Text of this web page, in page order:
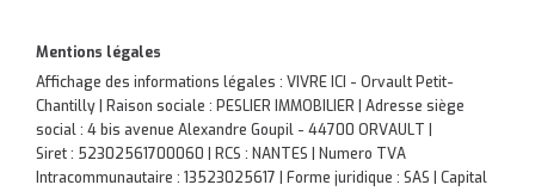
Mentions légales
Affichage des informations légales : VIVRE ICI - Orvault Petit-
Chantilly | Raison sociale : PESLIER IMMOBILIER | Adresse siège
social : 4 bis avenue Alexandre Goupil - 44700 ORVAULT |
Siret : 52302561700060 | RCS : NANTES | Numero TVA
Intracommunautaire : 13523025617 | Forme juridique : SAS | Capital